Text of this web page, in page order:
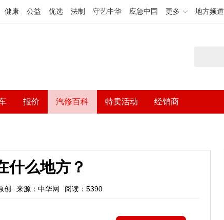
健康 公益 优选 法制 守艺中华 应急中国 更多 地方频道
报价 汽修百科 特卖活动 经销商
什么地方？
创 来源：中华网 阅读：5390